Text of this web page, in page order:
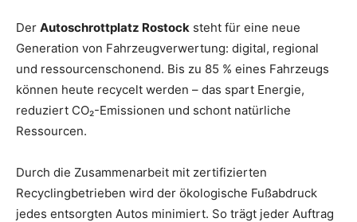
Der Autoschrottplatz Rostock steht für eine neue
Generation von Fahrzeugverwertung: digital, regional
und ressourcenschonend. Bis zu 85 % eines Fahrzeugs
können heute recycelt werden – das spart Energie,
reduziert CO₂-Emissionen und schont natürliche
Ressourcen.
Durch die Zusammenarbeit mit zertifizierten
Recyclingbetrieben wird der ökologische Fußabdruck
jedes entsorgten Autos minimiert. So trägt jeder Auftrag